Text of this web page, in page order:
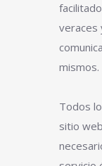
veraces
mismos.
Todos
sitio